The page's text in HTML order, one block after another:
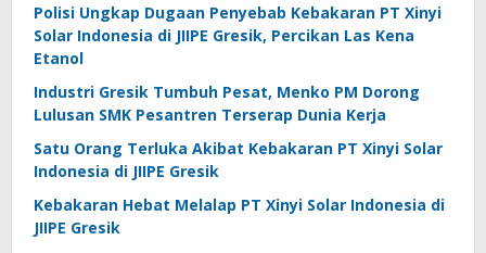
Polisi Ungkap Dugaan Penyebab Kebakaran PT Xinyi
Solar Indonesia di JIIPE Gresik, Percikan Las Kena
Etanol
Industri Gresik Tumbuh Pesat, Menko PM Dorong
Lulusan SMK Pesantren Terserap Dunia Kerja
Satu Orang Terluka Akibat Kebakaran PT Xinyi Solar
Indonesia di JIIPE Gresik
Kebakaran Hebat Melalap PT Xinyi Solar Indonesia di
JIIPE Gresik